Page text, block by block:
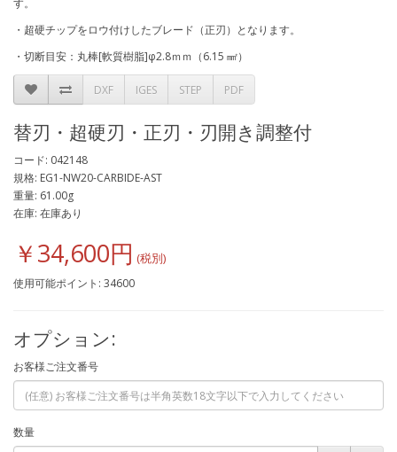
す。
・超硬チップをロウ付けしたブレード（正刃）となります。
・切断目安：丸棒[軟質樹脂]φ2.8ｍｍ（6.15 ㎟）
DXF IGES STEP PDF
替刃・超硬刃・正刃・刃開き調整付
コード: 042148
規格: EG1-NW20-CARBIDE-AST
重量: 61.00g
在庫: 在庫あり
￥34,600円
使用可能ポイント: 34600
オプション:
お客様ご注文番号
数量